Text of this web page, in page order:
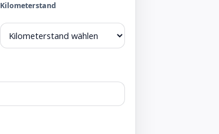
Kilometerstand